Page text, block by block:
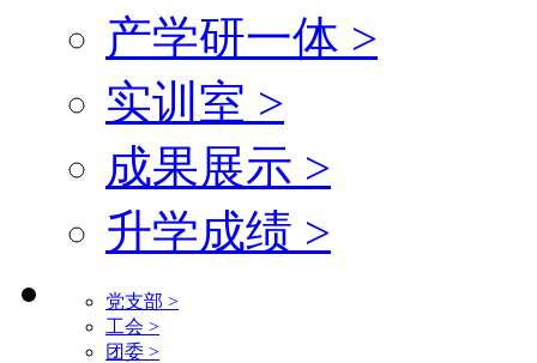
产学研一体 >
实训室 >
成果展示 >
升学成绩 >
党支部 >
工会 >
团委 >